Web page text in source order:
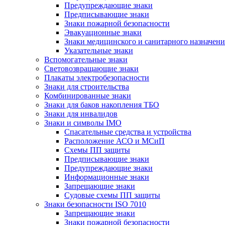
Предупреждающие знаки
Предписывающие знаки
Знаки пожарной безопасности
Эвакуационные знаки
Знаки медицинского и санитарного
Указательные знаки
Вспомогательные знаки
Световозвращающие знаки
Плакаты электробезопасности
Знаки для строительства
Комбинированные знаки
Знаки для баков накопления ТБО
Знаки для инвалидов
Знаки и символы IMO
Спасательные средства и устройства
Расположение АСО и МСиП
Схемы ПП защиты
Предписывающие знаки
Предупреждающие знаки
Информационные знаки
Запрещающие знаки
Судовые схемы ПП защиты
Знаки безопасности ISO 7010
Запрещающие знаки
Знаки пожарной безопасности